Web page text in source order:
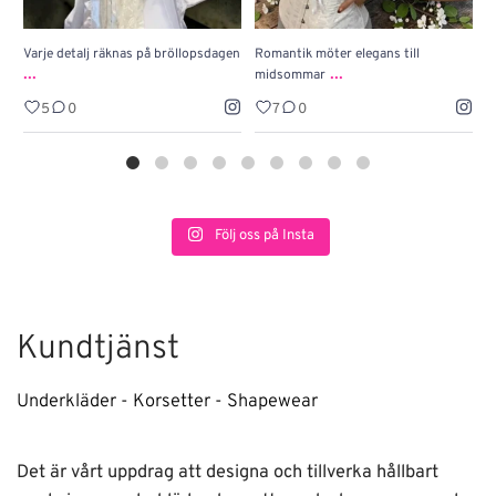
Varje detalj räknas på bröllopsdagen
...
5 0
Romantik möter elegans till
midsommar ...
7 0
Följ oss på Insta
Kundtjänst
Underkläder - Korsetter - Shapewear
Det är vårt uppdrag att designa och tillverka hållbart